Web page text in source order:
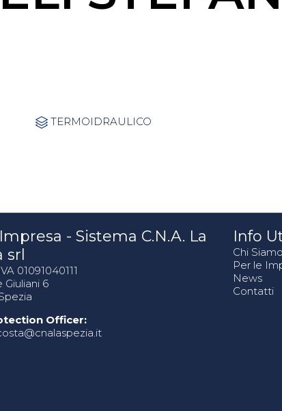
 Category
TERMOIDRAULICO
- Sistema C.N.A. La
srl
01091040111
Giuliani 6
Officer:
Info
Chi Siamo
Per le
News
Contatti